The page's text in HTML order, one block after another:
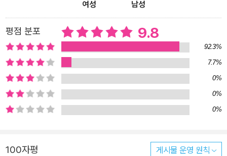
일하며 이제 막 첫 월급 수령을 앞두고 있던 열여덟 살 소년공 박인배
의 삶과 죽음을 모티프로 하고 있지만 어디까지나 픽션이다. “그 자리
에 있었다면 누구든 당할 수 있는 일”이었다는 사실을 명백히 하고
“글 속에서 자유롭게 인물의 삶을 그려” 내려는 시도이다. ‘광주 연작
시리즈’는 “역사란 결국 한 사람의 이름을 사무치게 불러주고, 기억하
는 일일 뿐”이라는 생각으로 시작하는 기획이다. 명령이 방패가 되어
줄 때 인간은 어디까지 사악해질 수 있는 걸까? 어느 중학교 3학년 교
실, 교사 일을 그만두기로 한 수학 선생님이 마지막 수업을 시작한다.
을 보던 친구. 늦둥이로 태어나 어머니에게 귀여움을 받고 수학을 좋
여성
남성
평점 분포 9.8
92.3%
7.7%
0%
0%
0%
100자평 게시물 운영 원칙